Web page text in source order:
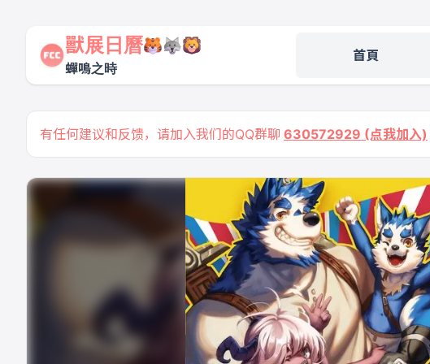
獸展日曆
蟬鳴之時
首頁
有任何建议和反馈，请加入我们的QQ群聊 630572929 (点我加入)